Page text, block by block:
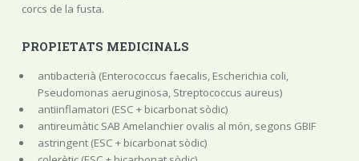
corcs de la fusta.
PROPIETATS MEDICINALS
antibacterià (Enterococcus faecalis, Escherichia coli,
Pseudomonas aeruginosa, Streptococcus aureus)
antiinflamatori (ESC + bicarbonat sòdic)
antireumàtic SAB Amelanchier ovalis al món, segons GBIF
astringent (ESC + bicarbonat sòdic)